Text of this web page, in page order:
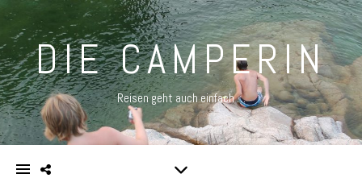
DIE CAMPERIN
Reisen geht auch einfach …